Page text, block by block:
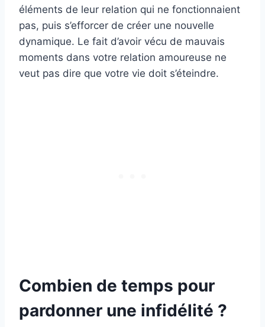
éléments de leur relation qui ne fonctionnaient
pas, puis s’efforcer de créer une nouvelle
dynamique. Le fait d’avoir vécu de mauvais
moments dans votre relation amoureuse ne
veut pas dire que votre vie doit s’éteindre.
Combien de temps pour
pardonner une infidélité ?